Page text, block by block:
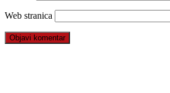
Web stranica